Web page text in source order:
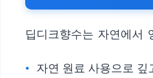
딥디크향수는 자연에서
자연 원료 사용으로